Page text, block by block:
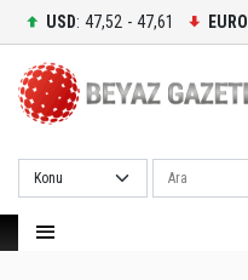
USD: 47,52 - 47,61 EURO
Ara